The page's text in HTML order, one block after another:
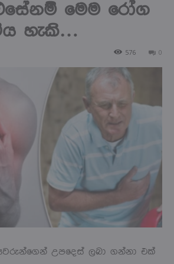
මෙම රෝග
හැකි…
0
576
උපදෙස් ලබා ගන්නා එක්